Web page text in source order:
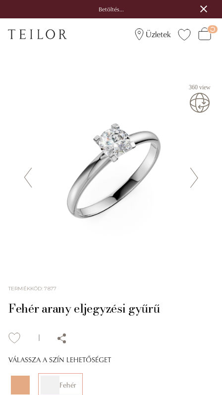
Betöltés...
Üzletek
360 view
TERMÉKKÓD:7877
Fehér arany eljegyzési gyűrű
VÁLASSZA A SZÍN LEHETŐSÉGET
Fehér